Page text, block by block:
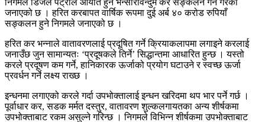
निगमले डिजेल पेट्रोल आयात हुने भन्सारविन्दुमै कर सङ्कलन गर्ने गरेको
जनाएको छ । हरित करबापत वार्षिक रूपमा दुई अर्ब ४० करोड रुपियाँ
सङ्कलन हुने निगमले जनाएको छ ।
हरित कर भन्नाले वातावरणलाई प्रदूषित गर्ने क्रियाकलापमा लगाइने करलाई
जनाउँछ जुन सामान्यतः ‘प्रदूषकले तिर्ने’ सिद्धान्तमा आधारित हुन्छ । यस्तो
करले प्रदूषण कम गर्ने, हानिकारक ऊर्जाको प्रयोग घटाउने र स्वच्छ ऊर्जा
प्रवर्धन गर्ने लक्ष्य राख्छ ।
इन्धनमा लगाएको करले गर्दा उपभोक्तालाई इन्धन खरिदमा थप भार पर्ने गर्छ ।
पूर्वाधार कर, सडक मर्मत दस्तुर, वातावरण शुल्कलगायतका अन्य शीर्षकमा
उपभोक्ताबाट रकम असुल्ने गरिन्छ । निगमले विभिन्न शीर्षकमा उपभोक्ताबाट